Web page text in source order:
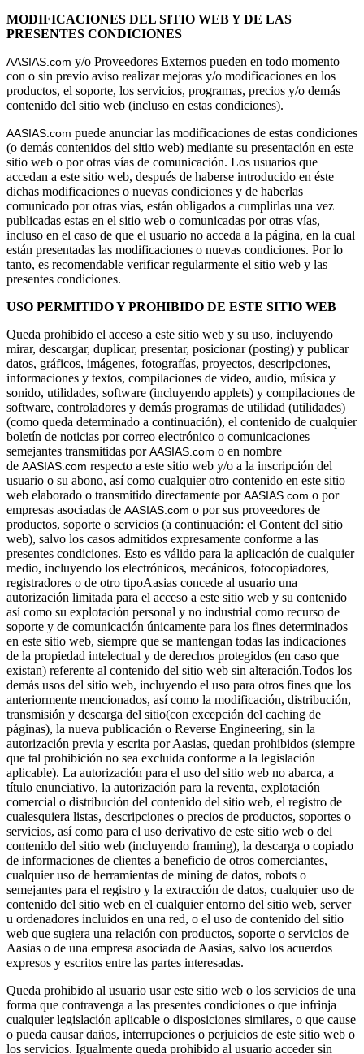
MODIFICACIONES DEL SITIO WEB Y DE LAS
PRESENTES CONDICIONES
AASIAS.com y/o Proveedores Externos pueden en todo momento
con o sin previo aviso realizar mejoras y/o modificaciones en los
productos, el soporte, los servicios, programas, precios y/o demás
contenido del sitio web (incluso en estas condiciones).
AASIAS.com puede anunciar las modificaciones de estas condiciones
(o demás contenidos del sitio web) mediante su presentación en este
sitio web o por otras vías de comunicación. Los usuarios que
accedan a este sitio web, después de haberse introducido en éste
dichas modificaciones o nuevas condiciones y de haberlas
comunicado por otras vías, están obligados a cumplirlas una vez
publicadas estas en el sitio web o comunicadas por otras vías,
incluso en el caso de que el usuario no acceda a la página, en la cual
están presentadas las modificaciones o nuevas condiciones. Por lo
tanto, es recomendable verificar regularmente el sitio web y las
presentes condiciones.
USO PERMITIDO Y PROHIBIDO DE ESTE SITIO WEB
Queda prohibido el acceso a este sitio web y su uso, incluyendo
mirar, descargar, duplicar, presentar, posicionar (posting) y publicar
datos, gráficos, imágenes, fotografías, proyectos, descripciones,
informaciones y textos, compilaciones de video, audio, música y
sonido, utilidades, software (incluyendo applets) y compilaciones de
software, controladores y demás programas de utilidad (utilidades)
(como queda determinado a continuación), el contenido de cualquier
boletín de noticias por correo electrónico o comunicaciones
semejantes transmitidas porAASIAS.com o en nombre
de AASIAS.com respecto a este sitio web y/o a la inscripción del
usuario o su abono, así como cualquier otro contenido en este sitio
web elaborado o transmitido directamente porAASIAS.com o por
empresas asociadas de AASIAS.com o por sus proveedores de
productos, soporte o servicios (a continuación: el Content del sitio
web), salvo los casos admitidos expresamente conforme a las
presentes condiciones. Esto es válido para la aplicación de cualquier
medio, incluyendo los electrónicos, mecánicos, fotocopiadores,
registradores o de otro tipoAasias concede al usuario una
autorización limitada para el acceso a este sitio web y su contenido
así como su explotación personal y no industrial como recurso de
soporte y de comunicación únicamente para los fines determinados
en este sitio web, siempre que se mantengan todas las indicaciones
de la propiedad intelectual y de derechos protegidos (en caso que
existan) referente al contenido del sitio web sin alteración.Todos los
demás usos del sitio web, incluyendo el uso para otros fines que los
anteriormente mencionados, así como la modificación, distribución,
transmisión y descarga del sitio(con excepción del caching de
páginas), la nueva publicación o Reverse Engineering, sin la
autorización previa y escrita por Aasias, quedan prohibidos (siempre
que tal prohibición no sea excluida conforme a la legislación
aplicable). La autorización para el uso del sitio web no abarca, a
título enunciativo, la autorización para la reventa, explotación
comercial o distribución del contenido del sitio web, el registro de
cualesquiera listas, descripciones o precios de productos, soportes o
servicios, así como para el uso derivativo de este sitio web o del
contenido del sitio web (incluyendo framing), la descarga o copiado
de informaciones de clientes a beneficio de otros comerciantes,
cualquier uso de herramientas de mining de datos, robots o
semejantes para el registro y la extracción de datos, cualquier uso de
contenido del sitio web en el cualquier entorno del sitio web, server
u ordenadores incluidos en una red, o el uso de contenido del sitio
web que sugiera una relación con productos, soporte o servicios de
Aasias o de una empresa asociada de Aasias, salvo los acuerdos
expresos y escritos entre las partes interesadas.
Queda prohibido al usuario usar este sitio web o los servicios de una
forma que contravenga a las presentes condiciones o que infrinja
cualquier legislación aplicable o disposiciones similares, o que cause
o pueda causar daños, interrupciones o perjuicios de este sitio web o
los servicios. Igualmente queda prohibido al usuario acceder sin